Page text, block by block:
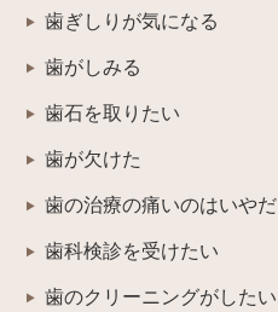
歯ぎしりが気になる
歯がしみる
歯石を取りたい
歯が欠けた
歯の治療の痛いのはいやだ
歯科検診を受けたい
歯のクリーニングがしたい